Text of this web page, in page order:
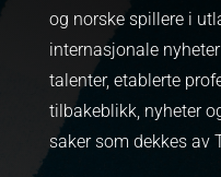
og norske spillere i
internasjonale
talenter, etablerte
tilbakeblikk, nyheter
saker som dekkes av